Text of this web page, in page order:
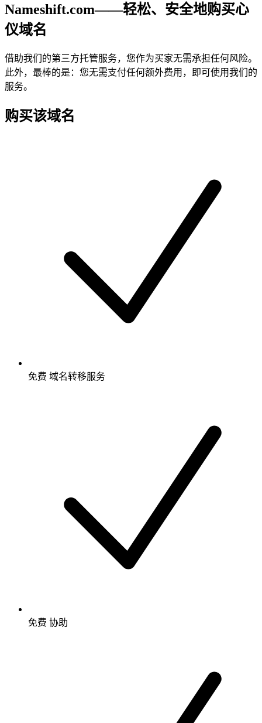
Nameshift.com——轻松、安全地购买心
仪域名
借助我们的第三方托管服务，您作为买家无需承担任何风险。
此外，最棒的是：您无需支付任何额外费用，即可使用我们的
服务。
购买该域名
免费 域名转移服务
免费 协助